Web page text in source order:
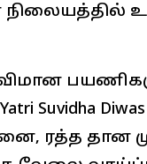
ரத்த தான